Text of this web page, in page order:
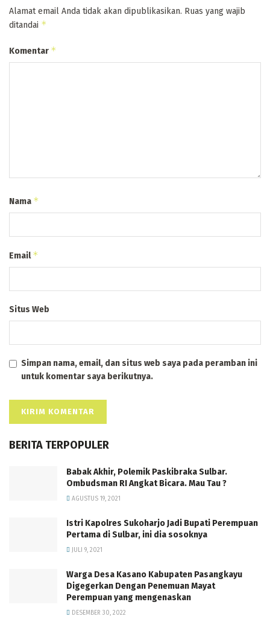
Alamat email Anda tidak akan dipublikasikan. Ruas yang wajib
ditandai *
Komentar *
Nama *
Email*
Situs Web
Simpan nama, email, dan situs web saya pada peramban ini
untuk komentar saya berikutnya.
BERITA TERPOPULER
Babak Akhir, Polemik Paskibraka Sulbar.
Ombudsman RI Angkat Bicara. Mau Tau ?
AGUSTUS 19, 2021
Istri Kapolres Sukoharjo Jadi Bupati Perempuan
Pertama di Sulbar, ini dia sosoknya
JULI 9, 2021
Warga Desa Kasano Kabupaten Pasangkayu
Digegerkan Dengan Penemuan Mayat
Perempuan yang mengenaskan
DESEMBER 30, 2022